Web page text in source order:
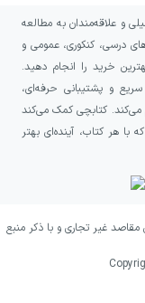
و علاقه‌مندان به مطالعه
درسی، کنکوری، عمومی و
خرید را انجام دهید.
و پشتیبانی حرفه‌ای،
می‌کند. کتابچی کمک می‌کند
با هر کتاب، آینده‌ای بهتر
غیر تجاری و با ذکر منبع